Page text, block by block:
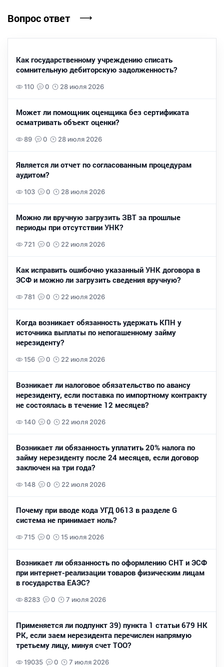
Вопрос ответ
Как государственному учреждению списать
сомнительную дебиторскую задолженность?
110 0 28 июля 2026
Может ли помощник оценщика без сертификата
осматривать объект оценки?
89 0 28 июля 2026
Является ли отчет по согласованным процедурам
аудитом?
103 0 28 июля 2026
Можно ли вручную загрузить ЗВТ за прошлые
периоды при отсутствии УНК?
721 0 22 июля 2026
Как исправить ошибочно указанный УНК договора в
ЭСФ и можно ли загрузить сведения вручную?
781 0 22 июля 2026
Когда возникает обязанность удержать КПН у
источника выплаты по непогашенному займу
нерезиденту?
156 0 22 июля 2026
Возникает ли налоговое обязательство по авансу
нерезиденту, если поставка по импортному контракту
не состоялась в течение 12 месяцев?
140 0 22 июля 2026
Возникает ли обязанность уплатить 20% налога по
займу нерезиденту после 24 месяцев, если договор
заключен на три года?
148 0 22 июля 2026
Почему при вводе кода УГД 0613 в разделе G
система не принимает ноль?
715 0 15 июля 2026
Возникает ли обязанность по оформлению СНТ и ЭСФ
при интернет-реализации товаров физическим лицам
в государства ЕАЭС?
8283 0 7 июля 2026
Применяется ли подпункт 39) пункта 1 статьи 679 НК
РК, если заем нерезидента перечислен напрямую
третьему лицу, минуя счет ТОО?
19035 0 7 июля 2026